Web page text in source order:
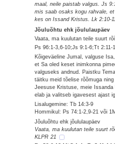
maal, neile paistab valgus. Js
mis saab osaks kogu rahvale,
kes on Issand Kristus. Lk 2:10-
Jõuluõhtu ehk jõululaupäev
Vaata, ma kuulutan teile suurt
Ps 96:1-3,6-10;Js 9:1-6;Tt 2:11-
Kõigeväeline Jumal, valguse
et Sa oled keset inimkonna
valguseks andnud. Paistku
täitku meid tõelise rõõmuga
Jeesuse Kristuse, meie
elab ja valitseb igavesest ajast
Lisalugemine: Tb 14:3-9
Hommikul: Ps 74:1-2,9-21 või
Jõuluõhtu ehk jõululaupäev
Vaata, ma kuulutan teile suurt
KLPR 21